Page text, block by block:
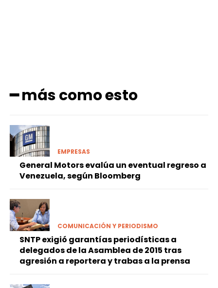
━ más como esto
EMPRESAS
General Motors evalúa un eventual regreso a
Venezuela, según Bloomberg
COMUNICACIÓN Y PERIODISMO
SNTP exigió garantías periodísticas a
delegados de la Asamblea de 2015 tras
agresión a reportera y trabas a la prensa